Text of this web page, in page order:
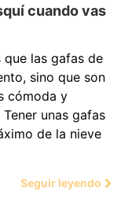
cuando vas
que las gafas de
sino que son
cómoda y
Tener unas gafas
de la nieve
Seguir leyendo